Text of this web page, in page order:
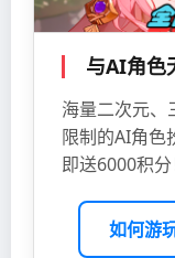
与AI角色
海量二次元、
限制的AI角色
即送6000积分
如何游